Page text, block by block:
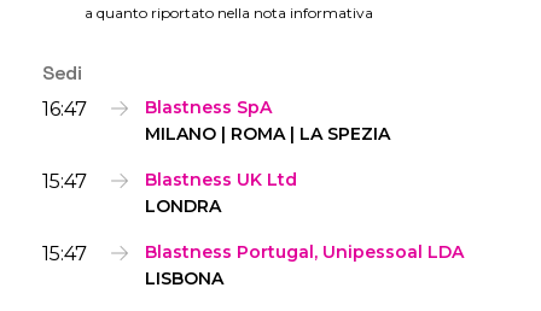
a quanto riportato nella nota informativa
Sedi
16:47
Blastness SpA
MILANO | ROMA | LA SPEZIA
15:47
Blastness UK Ltd
LONDRA
15:47
Blastness Portugal, Unipessoal LDA
LISBONA